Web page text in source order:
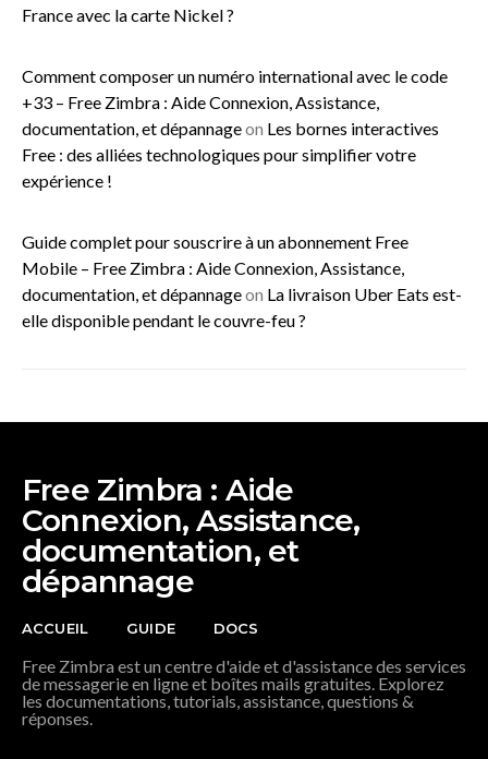
France avec la carte Nickel ?
Comment composer un numéro international avec le code
+33 – Free Zimbra : Aide Connexion, Assistance,
documentation, et dépannageon Les bornes interactives
Free : des alliées technologiques pour simplifier votre
expérience !
Guide complet pour souscrire à un abonnement Free
Mobile – Free Zimbra : Aide Connexion, Assistance,
documentation, et dépannageon La livraison Uber Eats est-
elle disponible pendant le couvre-feu ?
Free Zimbra : Aide
Connexion, Assistance,
documentation, et
dépannage
ACCUEIL GUIDE DOCS
Free Zimbra est un centre d'aide et d'assistance des services
de messagerie en ligne et boîtes mails gratuites. Explorez
les documentations, tutorials, assistance, questions &
réponses.